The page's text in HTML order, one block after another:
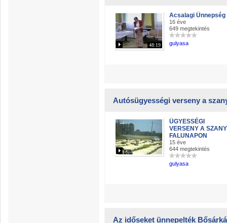
48:19
Acsalagi Ünnepség
16 éve
649 megtekintés
gulyasa
Autósügyességi verseny a
ÜGYESSÉGI
VERSENY A
FALUNAPON
15 éve
644 megtekintés
gulyasa
Az időseket ünnepelték